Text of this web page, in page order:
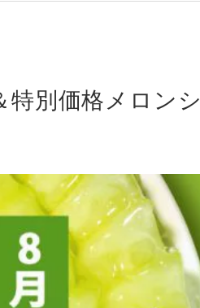
特別価格メロンシ